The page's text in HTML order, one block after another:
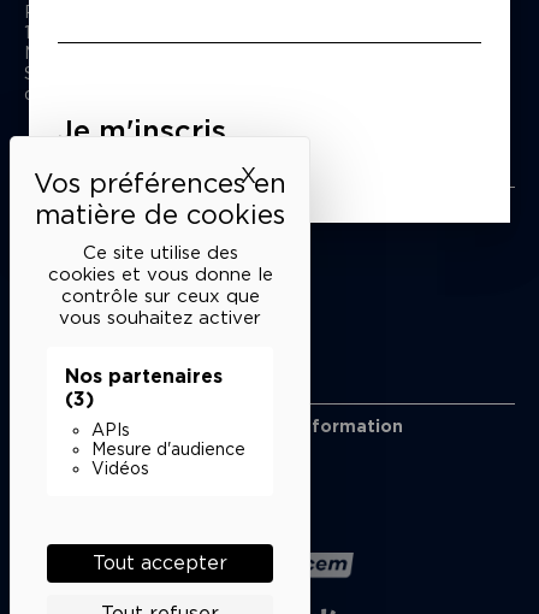
Ce site utilise des
cookies et vous donne le
contrôle sur ceux que
vous souhaitez activer
Nos partenaires
(3)
APIs
Mesure d'audience
Vidéos
Tout accepter
XMasquer le bandeau des
Passage Moliėre
157, rue Saint-Martin - 75003 Paris
M° Rambuteau - RER Les Halles
Standard tél : 01 44 54 53 00
du mardi au samedi de 15h à 18h
Liens utiles
Mentions légales
Conditions générales de vente
Cookies
Restons en lien
Inscrivez-vous à notre lettre d’information
Suivez-nous sur les réseaux
Je m'inscris